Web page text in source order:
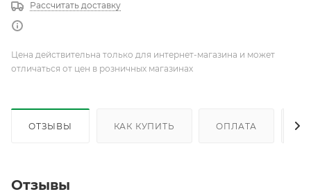
Рассчитать доставку
Цена действительна только для интернет-магазина и может
отличаться от цен в розничных магазинах
ОТЗЫВЫ КАК КУПИТЬ ОПЛАТА
Отзывы